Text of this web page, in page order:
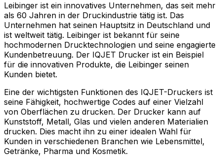
Leibinger ist ein innovatives Unternehmen, das seit mehr
als 60 Jahren in der Druckindustrie tätig ist. Das
Unternehmen hat seinen Hauptsitz in Deutschland und
ist weltweit tätig. Leibinger ist bekannt für seine
hochmodernen Drucktechnologien und seine engagierte
Kundenbetreuung. Der IQJET Drucker ist ein Beispiel
für die innovativen Produkte, die Leibinger seinen
Kunden bietet.
Eine der wichtigsten Funktionen des IQJET-Druckers ist
seine Fähigkeit, hochwertige Codes auf einer Vielzahl
von Oberflächen zu drucken. Der Drucker kann auf
Kunststoff, Metall, Glas und vielen anderen Materialien
drucken. Dies macht ihn zu einer idealen Wahl für
Kunden in verschiedenen Branchen wie Lebensmittel,
Getränke, Pharma und Kosmetik.